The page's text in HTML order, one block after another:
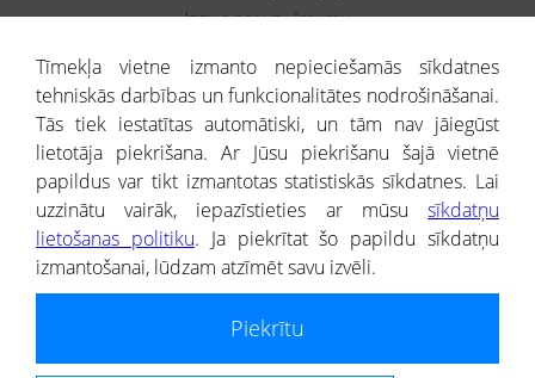
Izziņa par uzņēmumu
Dzimtas koks
Uzņēmumu atlase
Monitorings
Kredītizziņa par ārvalstu uzņēmumiem
® CREDITREFORM Latvija
SIA
Portāla ietvaros saņemtajai informācijai ir uzziņas raksturs, un tai nav
Tīmekļa vietne izmanto nepieciešamās sīkdatnes
tehniskās darbības un funkcionalitātes nodrošināšanai.
Tās tiek iestatītas automātiski, un tām nav jāiegūst
lietotāja piekrišana. Ar Jūsu piekrišanu šajā vietnē
papildus var tikt izmantotas statistiskās sīkdatnes. Lai
uzzinātu vairāk, iepazīstieties ar mūsu sīkdatņu
lietošanas politiku. Ja piekrītat šo papildu sīkdatņu
izmantošanai, lūdzam atzīmēt savu izvēli.
Piekrītu